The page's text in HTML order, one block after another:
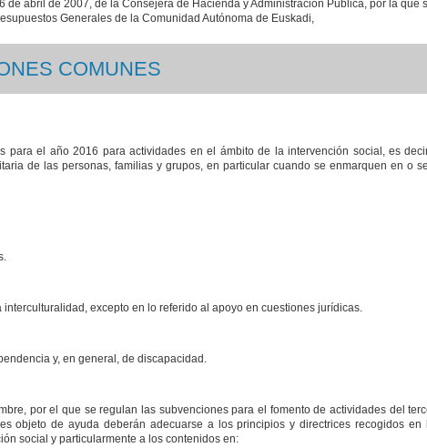
de abril de 2007, de la Consejera de Hacienda y Administración Pública, por la que
Generales de la Comunidad Autónoma de Euskadi,
COMUNES
para el año 2016 para actividades en el ámbito de la intervención social, es
de las personas, familias y grupos, en particular cuando se enmarquen en o
excepto en lo referido al apoyo en cuestiones jurídicas.
y, en general, de discapacidad.
por el que se regulan las subvenciones para el fomento de actividades del
objeto de ayuda deberán adecuarse a los principios y directrices recogidos en
social y particularmente a los contenidos en: